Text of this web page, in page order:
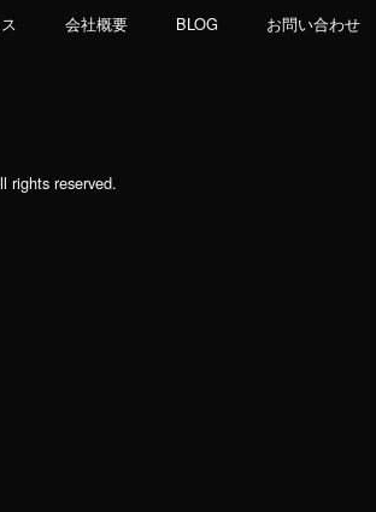
会社概要 BLOG お問い合わせ
rights reserved.